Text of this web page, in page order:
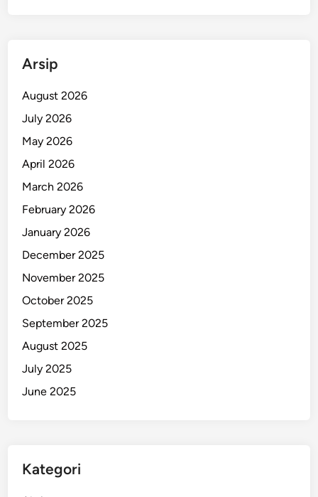
Arsip
August 2026
July 2026
May 2026
April 2026
March 2026
February 2026
January 2026
December 2025
November 2025
October 2025
September 2025
August 2025
July 2025
June 2025
Kategori